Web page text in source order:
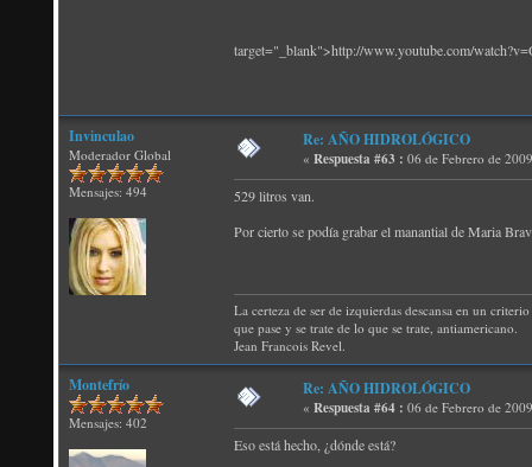
target="_blank">http://www.youtube.com/
Invinculao
Moderador Global
Mensajes: 494
Re: AÑO HIDROLÓGICO
« Respuesta #63 : 06 de Febrero de
529 litros van.
Por cierto se podía grabar el manantial de Maria
La certeza de ser de izquierdas descansa en un
que pase y se trate de lo que se trate, antiamericano.
Jean Francois Revel.
Montefrío
Mensajes: 402
Re: AÑO HIDROLÓGICO
« Respuesta #64 : 06 de Febrero de
Eso está hecho, ¿dónde está?